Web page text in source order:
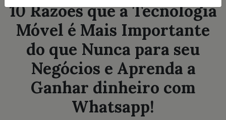
10 Razões que a Tecnologia
Móvel é Mais Importante
do que Nunca para seu
Negócios e Aprenda a
Ganhar dinheiro com
Whatsapp!